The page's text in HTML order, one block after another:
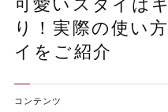
可愛いスタイは
り！実際の使い
イをご紹介
コンテンツ